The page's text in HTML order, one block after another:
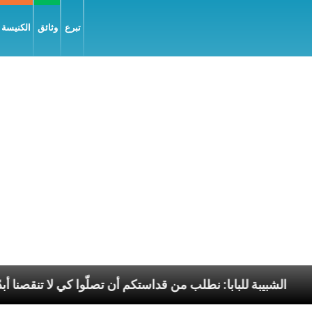
وثائق تبرع
الشبيبة للبابا: نطلب من قداستكم أن تصلّوا كي